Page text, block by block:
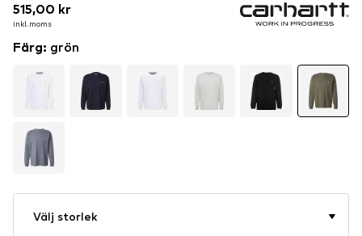
515,00 kr
inkl. moms
515,00 kr
inkl. moms
Färg: grön
Välj storlek